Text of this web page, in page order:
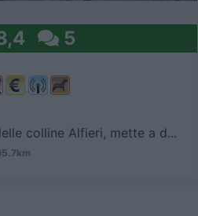
5
colline Alfieri, mette a d...